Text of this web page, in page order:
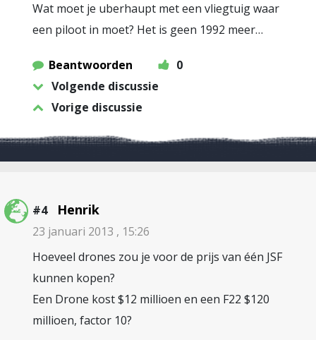
Wat moet je uberhaupt met een vliegtuig waar
een piloot in moet? Het is geen 1992 meer…
Beantwoorden
0
Volgende discussie
Vorige discussie
#4 Henrik
23 januari 2013 , 15:26
Hoeveel drones zou je voor de prijs van één JSF
kunnen kopen?
Een Drone kost $12 millioen en een F22 $120
millioen, factor 10?